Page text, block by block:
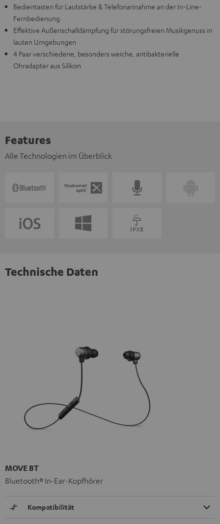
Bedientasten für Lautstärke & Telefonannahme an der In-Line-
Fernbedienung
Effektive Außenschalldämpfung für störungsfreien Musikgenuss in
lauten Umgebungen
4 Paar verschiedene, besonders weiche, antibakterielle
Ohradapter aus Silikon
Features
Alle Technologien im Überblick
Technische Daten
MOVE BT
Bluetooth® In-Ear-Kopfhörer
Kompatibilität